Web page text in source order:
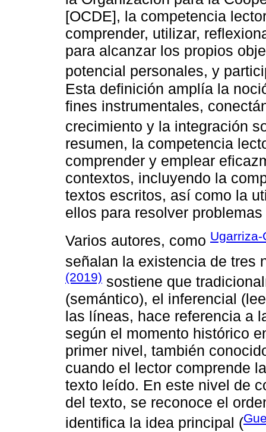
[OCDE], la competencia
comprender, utilizar,
para alcanzar los propios
potencial personales, y
Esta definición amplía la
fines instrumentales,
crecimiento y la integración
resumen, la competencia
comprender y emplear
contextos, incluyendo la
textos escritos, así como la
ellos para resolver
Varios autores, como
señalan la existencia de tres
(2019) sostiene que
(semántico), el inferencial
las líneas, hace referencia a
según el momento histórico
primer nivel, también
cuando el lector comprende
texto leído. En este nivel de
del texto, se reconoce el
identifica la idea principal (